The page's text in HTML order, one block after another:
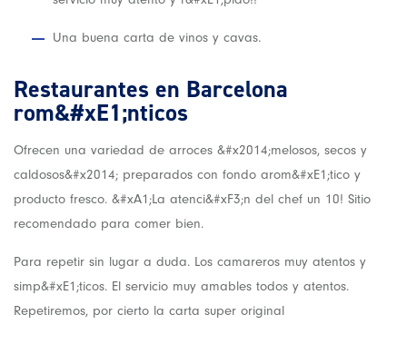
Una buena carta de vinos y cavas.
Restaurantes en Barcelona
rom&#xE1;nticos
Ofrecen una variedad de arroces &#x2014;melosos, secos y
caldosos&#x2014; preparados con fondo arom&#xE1;tico y
producto fresco. &#xA1;La atenci&#xF3;n del chef un 10! Sitio
recomendado para comer bien.
Para repetir sin lugar a duda. Los camareros muy atentos y
simp&#xE1;ticos. El servicio muy amables todos y atentos.
Repetiremos, por cierto la carta super original